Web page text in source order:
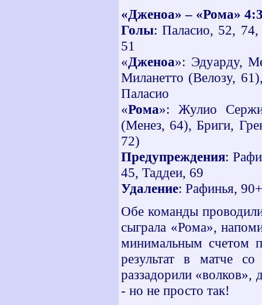
«Дженоа» – «Рома»
Голы: Паласио, 52,
51
«Дженоа»: Эдуарду,
Миланетто (Велозу,
Паласио
«Рома»: Жулио
(Менез, 64), Бриги,
72)
Предупреждения:
45, Таддеи, 69
Удаление: Рафинья,
Обе команды
сыграла «Рома»,
минимальным счетом
результат в матче
раззадорили «волков»,
- но не просто так!